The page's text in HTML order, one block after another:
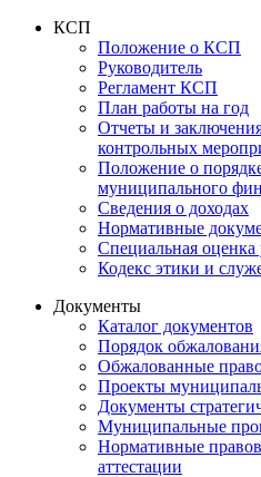
КСП
Положение о КСП
Руководитель
Регламент КСП
План работы на год
Отчеты и
контрольных
Положение о
муниципального
Сведения о доходах
Нормативные
Специальная оценка
Кодекс этики и
Документы
Каталог документов
Порядок
Обжалованные
Проекты
Документы
Муниципальные
Нормативные
аттестации